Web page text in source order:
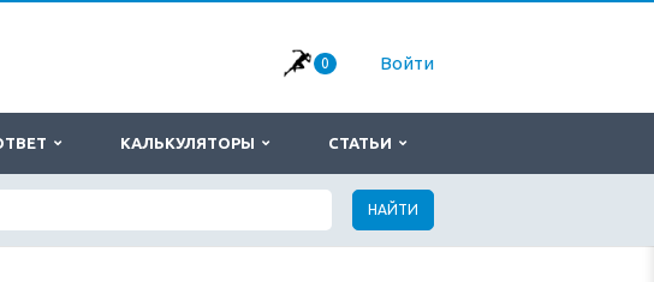
0 Войти
КАЛЬКУЛЯТОРЫ СТАТЬИ
НАЙТИ